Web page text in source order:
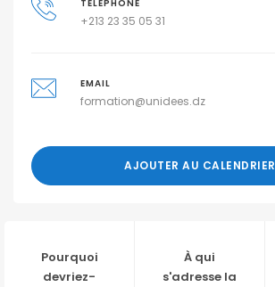
TÉLÉPHONE
+213 23 35 05 31
EMAIL
formation@unidees.dz
AJOUTER AU CALENDRIER
Pourquoi
devriez-
À qui
s'adresse la